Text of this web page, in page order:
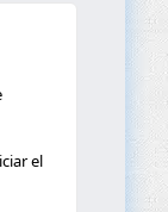
el